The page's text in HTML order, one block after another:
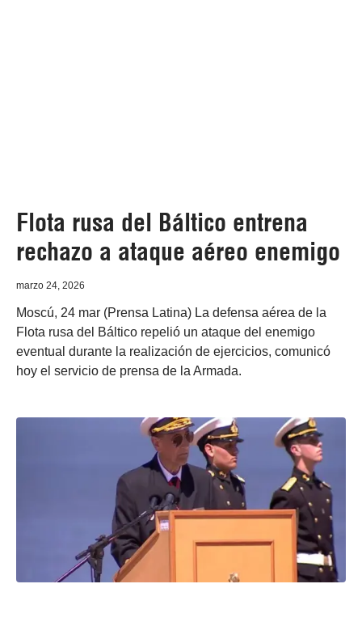
Flota rusa del Báltico entrena
rechazo a ataque aéreo enemigo
marzo 24, 2026
Moscú, 24 mar (Prensa Latina) La defensa aérea de la
Flota rusa del Báltico repelió un ataque del enemigo
eventual durante la realización de ejercicios, comunicó
hoy el servicio de prensa de la Armada.